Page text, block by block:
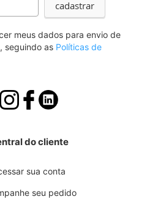
cadastrar
meus dados para envio de
seguindo as Políticas de
do cliente
sua conta
seu pedido